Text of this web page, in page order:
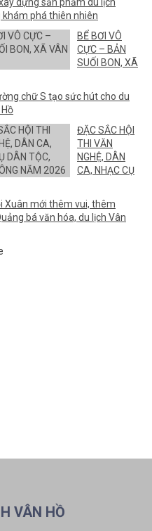
khám phá thiên nhiên
BỂ BƠI VÔ
CỰC – BẢN
SUỐI BON, XÃ
chữ S tạo sức hút cho du
ĐẶC SẮC HỘI
THI VĂN
NGHỆ, DÂN
CA, NHẠC CỤ
Xuân mới thêm vui, thêm
bá văn hóa, du lịch Vân
VÂN HỒ